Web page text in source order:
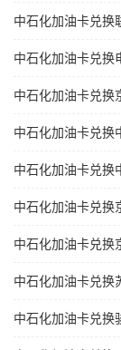
中石化加油卡兑换
中石化加油卡兑换
中石化加油卡兑换
中石化加油卡兑换
中石化加油卡兑换
中石化加油卡兑换
中石化加油卡兑换
中石化加油卡兑换
中石化加油卡兑换